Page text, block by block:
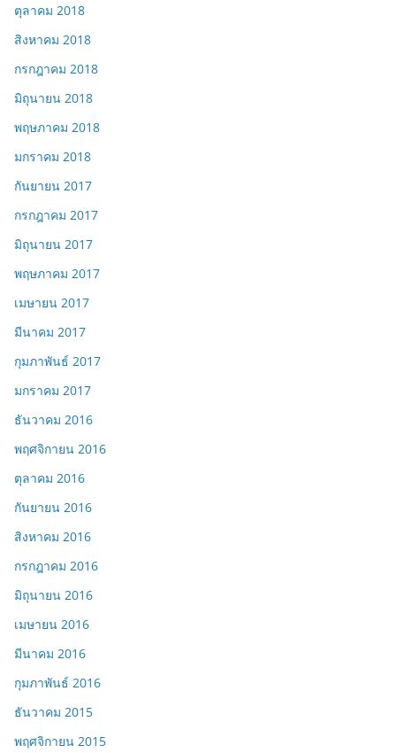
ตุลาคม 2018
สิงหาคม 2018
กรกฎาคม 2018
มิถุนายน 2018
พฤษภาคม 2018
มกราคม 2018
กันยายน 2017
กรกฎาคม 2017
มิถุนายน 2017
พฤษภาคม 2017
เมษายน 2017
มีนาคม 2017
กุมภาพันธ์ 2017
มกราคม 2017
ธันวาคม 2016
พฤศจิกายน 2016
ตุลาคม 2016
กันยายน 2016
สิงหาคม 2016
กรกฎาคม 2016
มิถุนายน 2016
เมษายน 2016
มีนาคม 2016
กุมภาพันธ์ 2016
ธันวาคม 2015
พฤศจิกายน 2015